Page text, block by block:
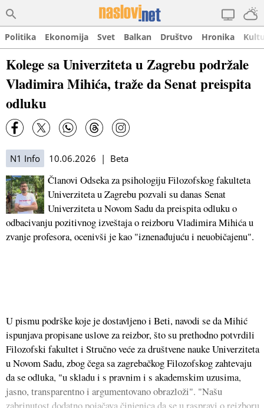
Politika Ekonomija Svet Balkan Društvo Hronika
Kolege sa Univerziteta u Zagrebu podržale
Vladimira Mihića, traže da Senat preispita
odluku
N1 Info 10.06.2026 | Beta
Članovi Odseka za psihologiju Filozofskog fakulteta
Univerziteta u Zagrebu pozvali su danas Senat
Univerziteta u Novom Sadu da preispita odluku o
odbacivanju pozitivnog izveštaja o reizboru Vladimira Mihića u
zvanje profesora, ocenivši je kao "iznenađujuću i neuobičajenu".
U pismu podrške koje je dostavljeno i Beti, navodi se da Mihić
ispunjava propisane uslove za reizbor, što su prethodno potvrdili
Filozofski fakultet i Stručno veće za društvene nauke Univerziteta
u Novom Sadu, zbog čega sa zagrebačkog Filozofskog zahtevaju
da se odluka, "u skladu i s pravnim i s akademskim uzusima,
jasno, transparentno i argumentovano obrazloži". "Našu